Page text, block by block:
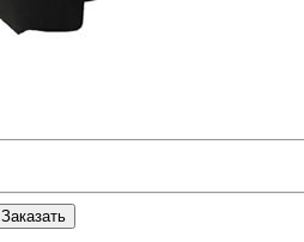
Заказать